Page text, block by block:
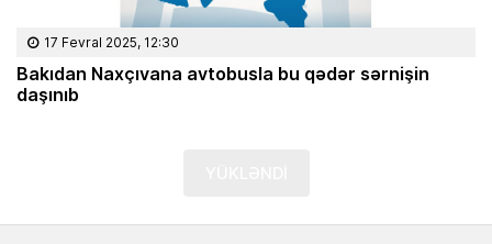
17 Fevral 2025, 12:30
Bakıdan Naxçıvana avtobusla bu qədər sərnişin
daşınıb